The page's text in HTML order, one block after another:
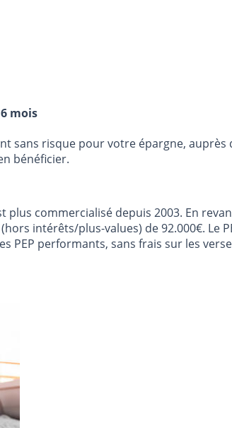
mois
sans risque pour votre épargne,
bénéficier.
plus commercialisé depuis 2003. En
intérêts/plus-values) de 92.000€. Le
PEP performants, sans frais sur les